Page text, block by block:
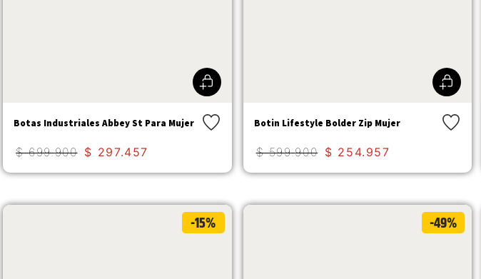
Botas Industriales Abbey St Para Mujer
$ 699.900 $ 297.457
Botin Lifestyle Bolder Zip Mujer
$ 599.900 $ 254. 957
-15% -49%